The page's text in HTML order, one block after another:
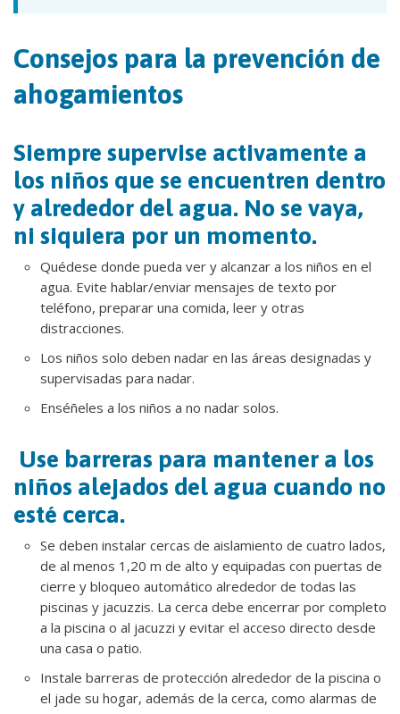
Consejos para la prevención de
ahogamientos
Siempre supervise activamente a
los niños que se encuentren dentro
y alrededor del agua. No se vaya,
ni siquiera por un momento.
Quédese donde pueda ver y alcanzar a los niños en el
agua. Evite hablar/enviar mensajes de texto por
teléfono, preparar una comida, leer y otras
distracciones.
Los niños solo deben nadar en las áreas designadas y
supervisadas para nadar.
Enséñeles a los niños a no nadar solos.
Use barreras para mantener a los
niños alejados del agua cuando no
esté cerca.
Se deben instalar cercas de aislamiento de cuatro lados,
de al menos 1,20 m de alto y equipadas con puertas de
cierre y bloqueo automático alrededor de todas las
piscinas y jacuzzis. La cerca debe encerrar por completo
a la piscina o al jacuzzi y evitar el acceso directo desde
una casa o patio.
Instale barreras de protección alrededor de la piscina o
el jade su hogar, además de la cerca, como alarmas de